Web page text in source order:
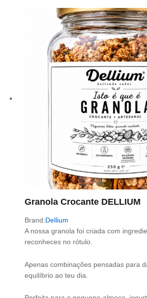
Granola Crocante DELLIUM
Brand:Dellium
A nossa granola foi criada com
reconheces no rótulo.
Apenas combinações pensadas para
equilíbrio ao teu dia.